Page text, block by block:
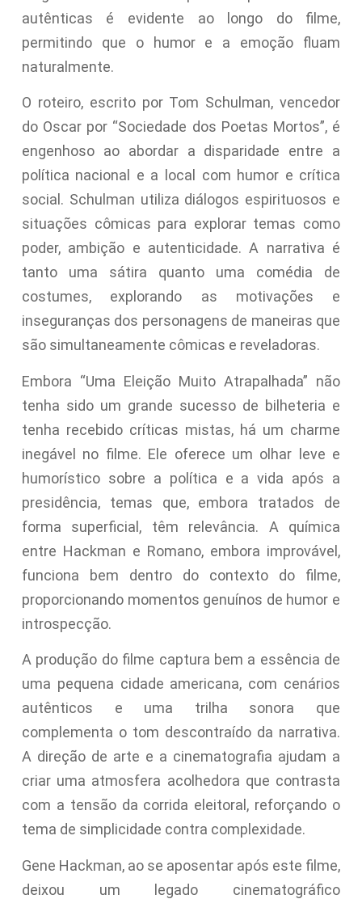
autênticas é evidente ao longo do filme,
permitindo que o humor e a emoção fluam
naturalmente.
O roteiro, escrito por Tom Schulman, vencedor
do Oscar por “Sociedade dos Poetas Mortos”, é
engenhoso ao abordar a disparidade entre a
política nacional e a local com humor e crítica
social. Schulman utiliza diálogos espirituosos e
situações cômicas para explorar temas como
poder, ambição e autenticidade. A narrativa é
tanto uma sátira quanto uma comédia de
costumes, explorando as motivações e
inseguranças dos personagens de maneiras que
são simultaneamente cômicas e reveladoras.
Embora “Uma Eleição Muito Atrapalhada” não
tenha sido um grande sucesso de bilheteria e
tenha recebido críticas mistas, há um charme
inegável no filme. Ele oferece um olhar leve e
humorístico sobre a política e a vida após a
presidência, temas que, embora tratados de
forma superficial, têm relevância. A química
entre Hackman e Romano, embora improvável,
funciona bem dentro do contexto do filme,
proporcionando momentos genuínos de humor e
introspecção.
A produção do filme captura bem a essência de
uma pequena cidade americana, com cenários
autênticos e uma trilha sonora que
complementa o tom descontraído da narrativa.
A direção de arte e a cinematografia ajudam a
criar uma atmosfera acolhedora que contrasta
com a tensão da corrida eleitoral, reforçando o
tema de simplicidade contra complexidade.
Gene Hackman, ao se aposentar após este filme,
deixou um legado cinematográfico